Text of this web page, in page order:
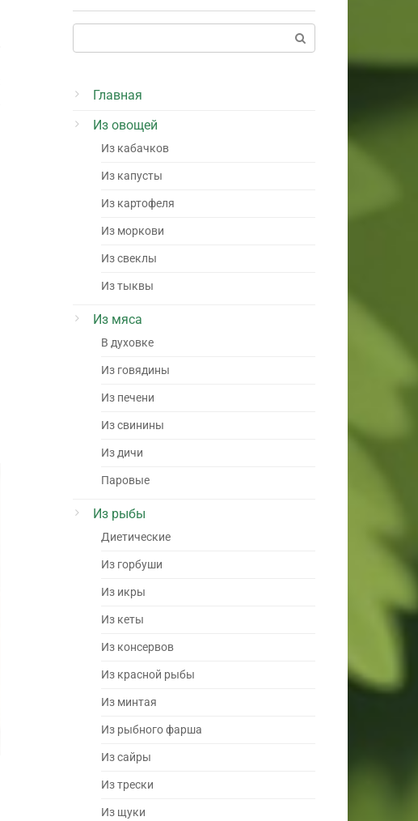
Главная
Из овощей
Из кабачков
Из капусты
Из картофеля
Из моркови
Из свеклы
Из тыквы
Из мяса
В духовке
Из говядины
Из печени
Из свинины
Из дичи
Паровые
Из рыбы
Диетические
Из горбуши
Из икры
Из кеты
Из консервов
Из красной рыбы
Из минтая
Из рыбного фарша
Из сайры
Из трески
Из щуки